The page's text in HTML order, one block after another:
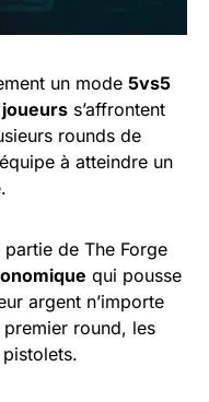
un mode 5vs5
s’affrontent
rounds de
à atteindre un
de The Forge
qui pousse
argent n’importe
round, les